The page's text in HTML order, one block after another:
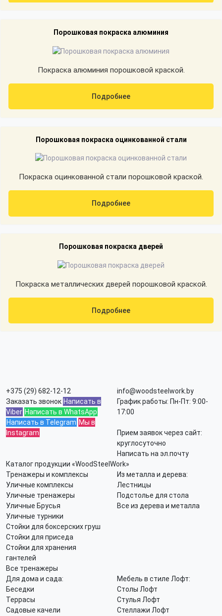
Порошковая покраска алюминия
Покраска алюминия порошковой краской.
Подробнее
Порошковая покраска оцинкованной стали
Покраска оцинкованной стали порошковой краской.
Подробнее
Порошковая покраска дверей
Покраска металлических дверей порошковой краской.
Подробнее
+375 (29) 682-12-12
Заказать звонок Написать в
Viber Написать в WhatsApp
Написать в Telegram Мы в
Instagram
info@woodsteelwork.by
График работы: Пн-Пт: 9:00-
17:00
Прием заявок через сайт:
круглосуточно
Написать на эл.почту
Каталог продукции «WoodSteelWork»
Тренажеры и комплексы
Уличные комплексы
Уличные тренажеры
Уличные Брусья
Уличные турники
Стойки для боксерских груш
Стойки для приседа
Стойки для хранения
гантелей
Все тренажеры
Из металла и дерева:
Лестницы
Подстолье для стола
Все из дерева и металла
Для дома и сада:
Беседки
Террасы
Садовые качели
Мебель в стиле Лофт:
Столы Лофт
Стулья Лофт
Стеллажи Лофт